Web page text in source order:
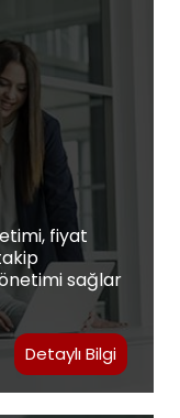
fiyat
sağlar
Detaylı Bilgi